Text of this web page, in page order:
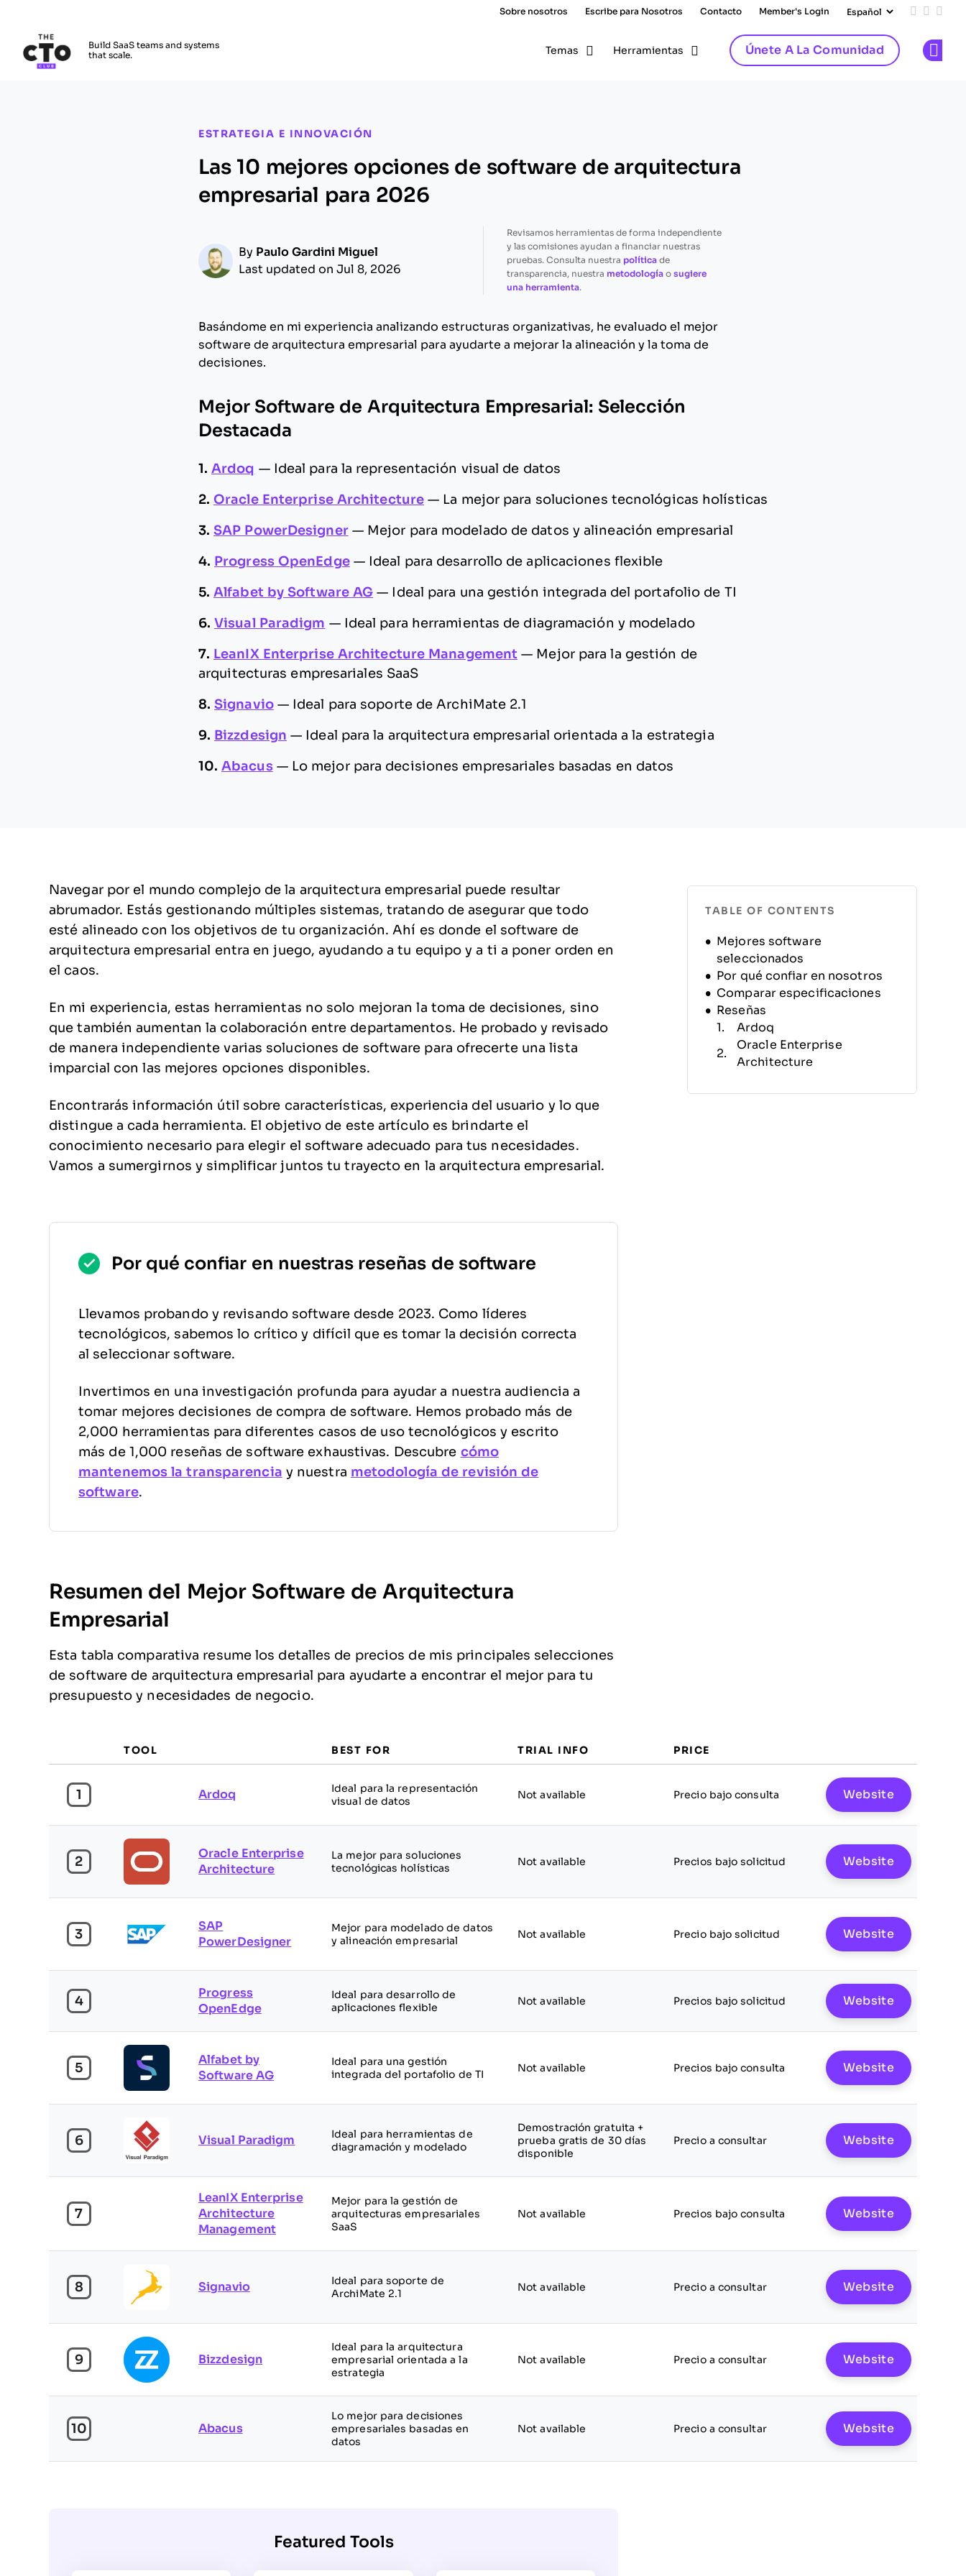
Sobre nosotros Escribe para Nosotros Contacto Member's Login Add us
Follow
Build SaaS teams and systems
that scale.
Temas Herramientas Únete A La Comunidad
ESTRATEGIA E INNOVACIÓN
Las 10 mejores opciones de software de arquitectura
empresarial para 2026
By Paulo Gardini Miguel
Last updated on Jul 8, 2026
Revisamos herramientas de forma independiente
y las comisiones ayudan a financiar nuestras
pruebas. Consulta nuestra políticade
transparencia, nuestra metodologíao sugiere
una herramienta.
Basándome en mi experiencia analizando estructuras organizativas, he evaluado el mejor
software de arquitectura empresarial para ayudarte a mejorar la alineación y la toma de
decisiones.
Mejor Software de Arquitectura Empresarial: Selección
Destacada
1. Ardoq — Ideal para la representación visual de datos
2. Oracle Enterprise Architecture — La mejor para soluciones tecnológicas holísticas
3. SAP PowerDesigner — Mejor para modelado de datos y alineación empresarial
4. Progress OpenEdge — Ideal para desarrollo de aplicaciones flexible
5. Alfabet by Software AG — Ideal para una gestión integrada del portafolio de TI
6. Visual Paradigm — Ideal para herramientas de diagramación y modelado
7. LeanIX Enterprise Architecture Management — Mejor para la gestión de
arquitecturas empresariales SaaS
8. Signavio — Ideal para soporte de ArchiMate 2.1
9. Bizzdesign — Ideal para la arquitectura empresarial orientada a la estrategia
10. Abacus — Lo mejor para decisiones empresariales basadas en datos
Navegar por el mundo complejo de la arquitectura empresarial puede resultar
abrumador. Estás gestionando múltiples sistemas, tratando de asegurar que todo
esté alineado con los objetivos de tu organización. Ahí es donde el software de
arquitectura empresarial entra en juego, ayudando a tu equipo y a ti a poner orden en
el caos.
En mi experiencia, estas herramientas no solo mejoran la toma de decisiones, sino
que también aumentan la colaboración entre departamentos. He probado y revisado
de manera independiente varias soluciones de software para ofrecerte una lista
imparcial con las mejores opciones disponibles.
Encontrarás información útil sobre características, experiencia del usuario y lo que
distingue a cada herramienta. El objetivo de este artículo es brindarte el
conocimiento necesario para elegir el software adecuado para tus necesidades.
Vamos a sumergirnos y simplificar juntos tu trayecto en la arquitectura empresarial.
Por qué confiar en nuestras reseñas de software
Llevamos probando y revisando software desde 2023. Como líderes
tecnológicos, sabemos lo crítico y difícil que es tomar la decisión correcta
al seleccionar software.
Invertimos en una investigación profunda para ayudar a nuestra audiencia a
tomar mejores decisiones de compra de software. Hemos probado más de
2,000 herramientas para diferentes casos de uso tecnológicos y escrito
más de 1,000 reseñas de software exhaustivas. Descubre cómo
mantenemos la transparencia y nuestra metodología de revisión de
software.
Resumen del Mejor Software de Arquitectura
Empresarial
Esta tabla comparativa resume los detalles de precios de mis principales selecciones
de software de arquitectura empresarial para ayudarte a encontrar el mejor para tu
presupuesto y necesidades de negocio.
TOOL BEST FOR TRIAL INFO PRICE
1 Ardoq
Ideal para la representación
visual de datos
Not available Precio bajo consulta Website
2
Oracle Enterprise
Architecture
La mejor para soluciones
tecnológicas holísticas
Not available Precios bajo solicitud Website
3
SAP
PowerDesigner
Mejor para modelado de datos
y alineación empresarial
Not available Precio bajo solicitud Website
4
Progress
OpenEdge
Ideal para desarrollo de
aplicaciones flexible
Not available Precios bajo solicitud Website
5
Alfabet by
Software AG
Ideal para una gestión
integrada del portafolio de TI
Not available Precios bajo consulta Website
6 Visual Paradigm
Ideal para herramientas de
diagramación y modelado
Demostración gratuita +
prueba gratis de 30 días
disponible
Precio a consultar Website
7
LeanIX Enterprise
Architecture
Management
Mejor para la gestión de
arquitecturas empresariales
SaaS
Not available Precios bajo consulta Website
8 Signavio
Ideal para soporte de
ArchiMate 2.1
Not available Precio a consultar Website
9 Bizzdesign
Ideal para la arquitectura
empresarial orientada a la
estrategia
Not available Precio a consultar Website
10 Abacus
Lo mejor para decisiones
empresariales basadas en
datos
Not available Precio a consultar Website
Featured Tools
TABLE OF CONTENTS
Mejores software
seleccionados
Por qué confiar en nosotros
Comparar especificaciones
Reseñas
Ardoq
Oracle Enterprise
Architecture
Progress OpenEdge